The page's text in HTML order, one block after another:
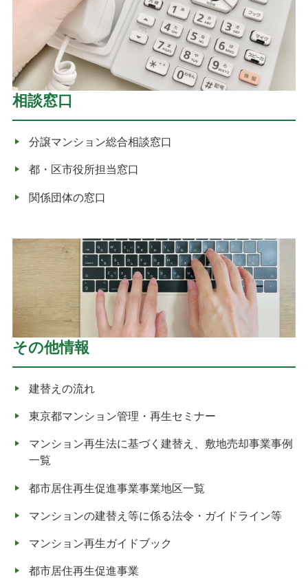
相談窓口
分譲マンション総合相談窓口
都・区市役所担当窓口
関係団体の窓口
その他情報
建替えの流れ
東京都マンション管理・再生セミナー
マンション再生法に基づく建替え、敷地売却事業事例
一覧
都市居住再生促進事業事業地区一覧
マンションの建替え等に係る法令・ガイドライン等
マンション再生ガイドブック
都市居住再生促進事業